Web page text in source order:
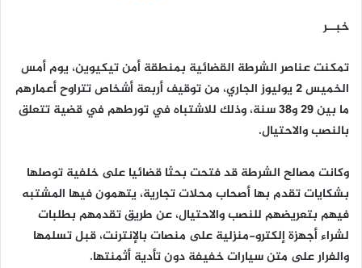
خبــر
تمكنت عناصر الشرطة القضائية بمنطقة أمن تيكيوين، يوم أمس
الخميس 2 يوليوز الجاري، من توقيف أربعة أشخاص تتراوح أعمارهم
ما بين 29 و38 سنة، وذلك للاشتباه في تورطهم في قضية تتعلق
بالنصب والاحتيال.
وكانت مصالح الشرطة قد فتحت بحثا قضائيا على خلفية توصلها
بشكايات تقدم بها أصحاب محلات تجارية، يتهمون فيها المشتبه
فيهم بتعريضهم للنصب والاحتيال، عن طريق تقدمهم بطلبات
لشراء أجهزة إلكترو-منزلية على منصات بالإنترنت، قبل تسلمها
والفرار على متن سيارات خفيفة دون تأدية أثمنتها.